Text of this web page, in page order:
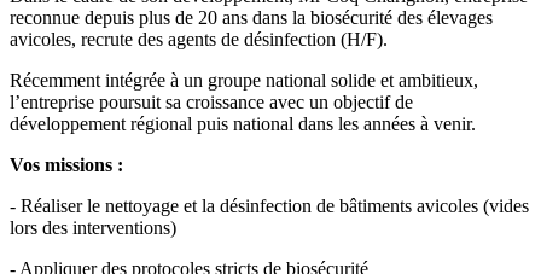
reconnue depuis plus de 20 ans dans la biosécurité des élevages
avicoles, recrute des agents de désinfection (H/F).
Récemment intégrée à un groupe national solide et ambitieux,
l’entreprise poursuit sa croissance avec un objectif de
développement régional puis national dans les années à venir.
Vos missions :
- Réaliser le nettoyage et la désinfection de bâtiments avicoles (vides
lors des interventions)
- Appliquer des protocoles stricts de biosécurité